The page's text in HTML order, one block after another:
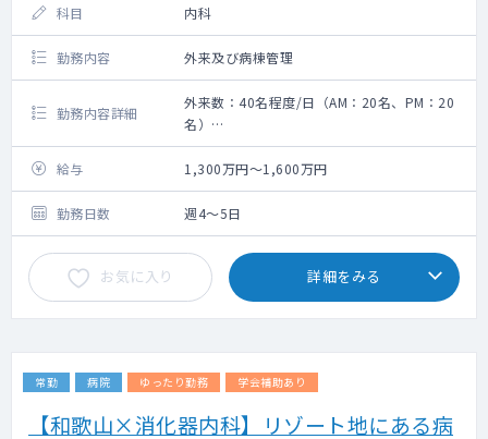
科目 内科
勤務内容 外来及び病棟管理
勤務内容詳細
外来数：40名程度/日（AM：20名、PM：20
名）
救急搬入数：2～3台/日
・内科外来：週3～4コマ（専門外来も可能で
す）
・病棟管理：20床程
給与 1,300万円～1,600万円
勤務日数 週4～5日
お気に入り 詳細をみる
常勤 病院 ゆったり勤務 学会補助あり
【和歌山×消化器内科】リゾート地にある病